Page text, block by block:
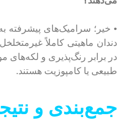
• خیر؛ سرامیک‌های پیشرفته
دندان ماهیتی کاملاً
در برابر رنگ‌پذیری و لکه‌های
طبیعی یا کامپوزیت هستند.
جمع‌بندی و